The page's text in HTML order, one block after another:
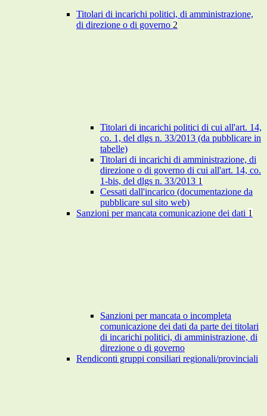
Titolari di incarichi politici, di amministrazione,
di direzione o di governo 2
Titolari di incarichi politici di cui all'art. 14,
co. 1, del dlgs n. 33/2013 (da pubblicare in
tabelle)
Titolari di incarichi di amministrazione, di
direzione o di governo di cui all'art. 14, co.
1-bis, del dlgs n. 33/2013 1
Cessati dall'incarico (documentazione da
pubblicare sul sito web)
Sanzioni per mancata comunicazione dei dati 1
Sanzioni per mancata o incompleta
comunicazione dei dati da parte dei titolari
di incarichi politici, di amministrazione, di
direzione o di governo
Rendiconti gruppi consiliari regionali/provinciali